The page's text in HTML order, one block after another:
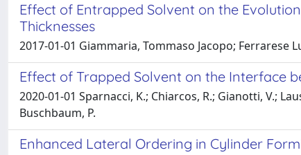
Effect of Entrapped Solvent on the
Thicknesses
2017-01-01 Giammaria, Tommaso Jacopo; Ferrarese
Effect of Trapped Solvent on the Interface
2020-01-01 Sparnacci, K.; Chiarcos, R.; Gianotti, V.;
Buschbaum, P.
Enhanced Lateral Ordering in Cylinder